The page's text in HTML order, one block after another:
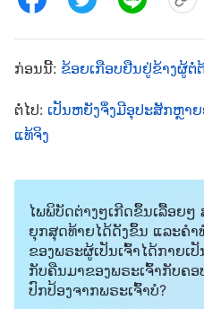
ອຸປະນິໄສທີ່ອວດດີ. ເຈົ້າບໍ່ໄດ້ເ
ເສື່ອມຊາມຂອງເຈົ້າເອງ ແລ
ເຂົ້າໃຈບາງຢ່າງຂອງເຈົ້າຢ່າງ
ຮູບການ, ແຕ່ລົ້ມເຫຼວທີ່ຈະສົນ
ຂ້ອຍຮູ້ວ່າສິ່ງທີ່ຂ້ອຍໄດ້ເວົ້ານັ້
ລາວລົງ, ເພື່ອວ່າລາວຈະບໍ່ເວົ້
ອະນາຄົດ. ເມື່ອລາວສົ່ງຂໍ້ຄ
ແນວໃດ ຫຼື ກ່ຽວກັບເລື່ອງອື່ນ
ແລ້ວລາວຈະຮູ້ວ່າຂ້ອຍບໍ່້ຕ້ອ
ເຖິງກັບຕ້ອງການໃຫ້ລາວເຊົ
ກ່ອນນີ້: ຂ້ອຍເກືອບຢືນຢູ່ຂ້າງຜູ້ຕໍ່
ຕໍ່ໄປ: ເປັນຫຍັງຈຶ່ງມີອຸປະສັກຫຼາ
ແທ້ຈິງ
ໄພພິບັດຕ່າງໆເກີດຂຶ້ນເລື້ອຍ
ຍຸກສຸດທ້າຍໄດ້ດັງຂຶ້ນ ແລະຄໍ
ຂອງພຣະຜູ້ເປັນເຈົ້າໄດ້ກາຍເ
ກັບຄືນມາຂອງພຣະເຈົ້າກັບຄ
ປົກປ້ອງຈາກພຣະເຈົ້າບໍ?